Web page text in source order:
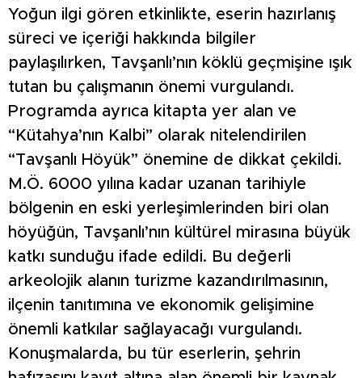
Yoğun ilgi gören etkinlikte, eserin hazırlanış
süreci ve içeriği hakkında bilgiler
paylaşılırken, Tavşanlı’nın köklü geçmişine ışık
tutan bu çalışmanın önemi vurgulandı.
Programda ayrıca kitapta yer alan ve
“Kütahya’nın Kalbi” olarak nitelendirilen
“Tavşanlı Höyük” önemine de dikkat çekildi.
M.Ö. 6000 yılına kadar uzanan tarihiyle
bölgenin en eski yerleşimlerinden biri olan
höyüğün, Tavşanlı’nın kültürel mirasına büyük
katkı sunduğu ifade edildi. Bu değerli
arkeolojik alanın turizme kazandırılmasının,
ilçenin tanıtımına ve ekonomik gelişimine
önemli katkılar sağlayacağı vurgulandı.
Konuşmalarda, bu tür eserlerin, şehrin